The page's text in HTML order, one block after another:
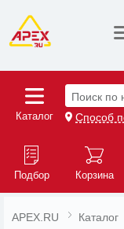
Каталог
Поиск по
Способ
Подбор Корзина
APEX.RU Каталог